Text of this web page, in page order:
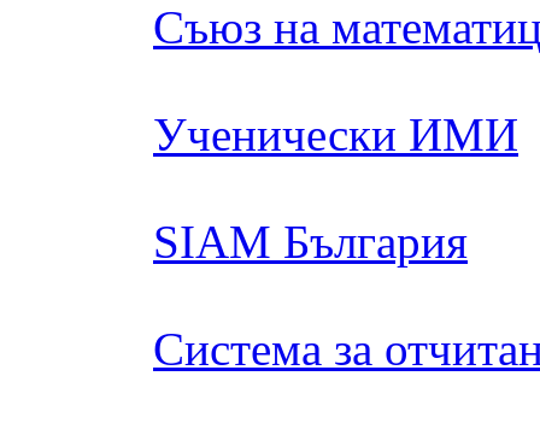
Съюз на
Ученически ИМИ
SIAM България
Система за